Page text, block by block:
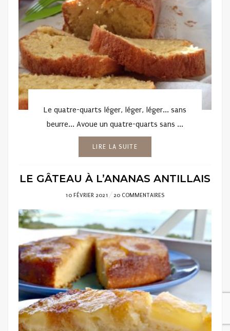
Le quatre-quarts léger, léger, léger... sans
beurre... Avoue un quatre-quarts sans ...
LIRE LA SUITE
LE GÂTEAU À L’ANANAS ANTILLAIS
POSTED
10 FÉVRIER 2021 20 COMMENTAIRES